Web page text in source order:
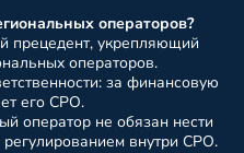
операторов?
прецедент, укрепляющий
операторов.
за финансовую
его СРО.
оператор не обязан нести
внутри СРО.